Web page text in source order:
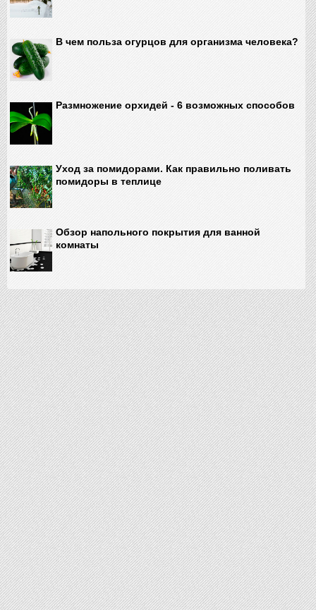
В чем польза огурцов для организма человека?
Размножение орхидей - 6 возможных способов
Уход за помидорами. Как правильно поливать
помидоры в теплице
Обзор напольного покрытия для ванной
комнаты